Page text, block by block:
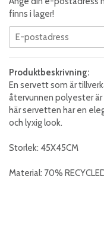
finns i lager!
Produktbeskrivning:
En servett som är
återvunnen polyester
här servetten har en
och lyxig look.
Storlek: 45X45CM
Material: 70%